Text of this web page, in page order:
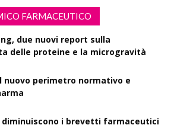
FARMACEUTICO
due nuovi report sulla
delle proteine e la microgravità
nuovo perimetro normativo e
diminuiscono i brevetti farmaceutici